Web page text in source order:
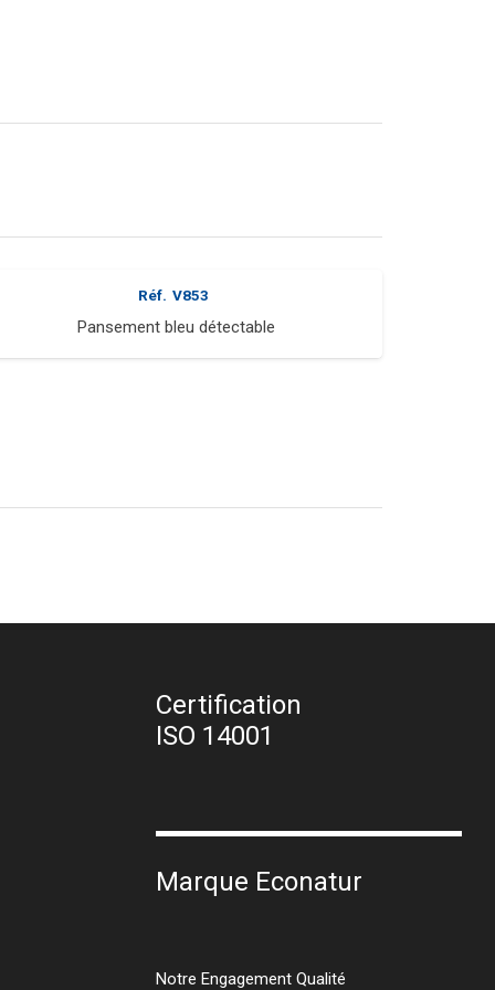
Réf. V853
Pansement bleu détectable
Certification
ISO 14001
Marque Econatur
Notre Engagement Qualité